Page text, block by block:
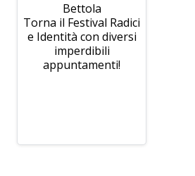
Bettola
Torna il Festival Radici
e Identità con diversi
imperdibili
appuntamenti!